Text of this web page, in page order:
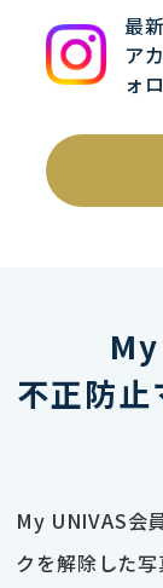
最
ア
ォ
不正防止
My UNIVAS会
クを解除した